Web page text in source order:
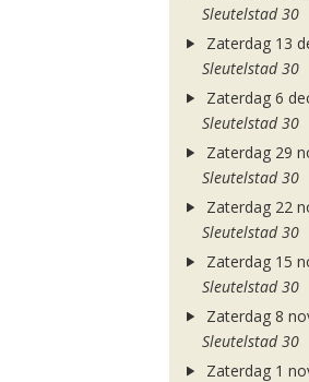
Sleutelstad 30
Zaterdag 13
Sleutelstad 30
Zaterdag 6
Sleutelstad 30
Zaterdag 29
Sleutelstad 30
Zaterdag 22
Sleutelstad 30
Zaterdag 15
Sleutelstad 30
Zaterdag 8
Sleutelstad 30
Zaterdag 1